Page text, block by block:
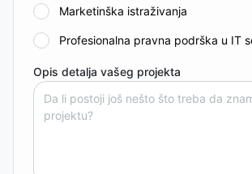
Marketinška istraživanja
Profesionalna pravna podrška u IT
Opis detalja vašeg projekta